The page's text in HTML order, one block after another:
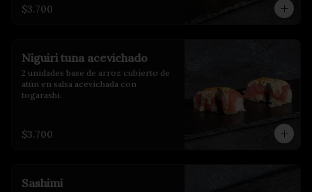
$3.700
Niguiri tuna acevichado
2 unidades base de arroz cubierto de
atún en salsa acevichada con
togarashi.
$3.700
Sashimi